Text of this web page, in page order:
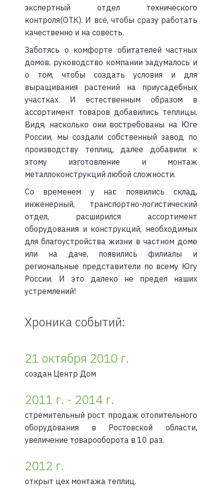
экспертный отдел технического
контроля(ОТК). И всё, чтобы сразу работать
качественно и на совесть.
Заботясь о комфорте обитателей частных
домов, руководство компании задумалось и
о том, чтобы создать условия и для
выращивания растений на приусадебных
участках. И естественным образом в
ассортимент товаров добавились теплицы.
Видя, насколько они востребованы на Юге
России, мы создали собственный завод по
производству теплиц, далее добавили к
этому изготовление и монтаж
металлоконструкций любой сложности.
Со временем у нас появились склад,
инженерный, транспортно-логистический
отдел, расширился ассортимент
оборудования и конструкций, необходимых
для благоустройства жизни в частном доме
или на даче, появились филиалы и
региональные представители по всему Югу
России. И это далеко не предел наших
устремлений!
Хроника событий:
21 октября 2010 г.
создан Центр Дом
2011 г. - 2014 г.
стремительный рост продаж отопительного
оборудования в Ростовской области,
увеличение товарооборота в 10 раз.
2012 г.
открыт цех монтажа теплиц.